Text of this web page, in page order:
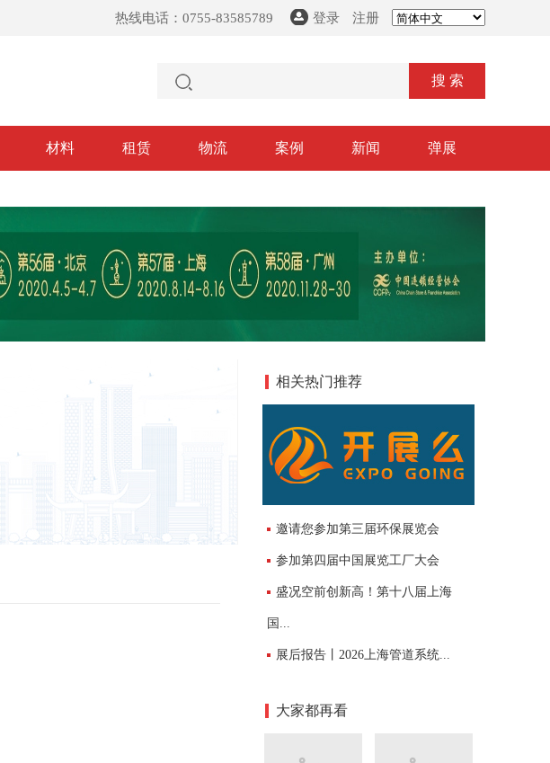
热线电话：0755-83585789 登录 注册
搜 索
材料 租赁 物流 案例 新闻 弹展
相关热门推荐
邀请您参加第三届环保展览会
参加第四届中国展览工厂大会
盛况空前创新高！第十八届上海
国...
展后报告丨2026上海管道系统...
大家都再看